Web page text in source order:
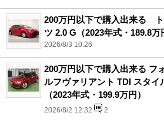
200万円以下で購入出来る
ツ 2.0 G（2023年式・189.8万
2026/8/3 10:26
200万円以下で購入出来る フ
ルフヴァリアント TDI スタイ
（2023年式・199.9万円）
2026/8/2 12:32 2